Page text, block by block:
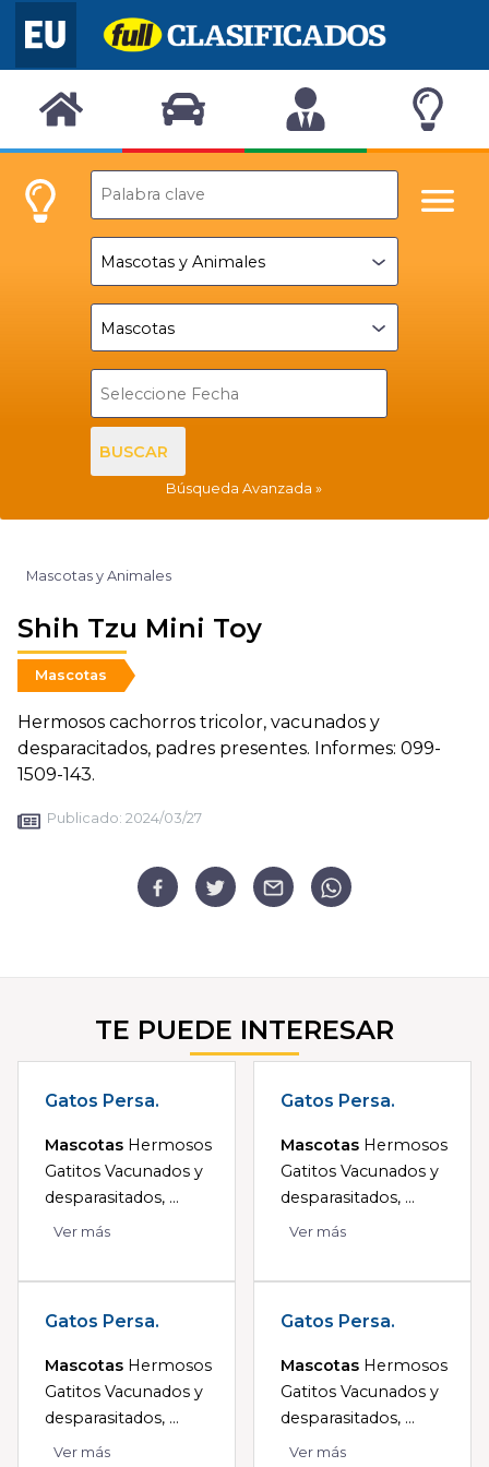
BUSCAR
Búsqueda Avanzada
Mascotas y Animales
Shih Tzu Mini Toy
Mascotas
Hermosos cachorros tricolor, vacunados y
desparacitados, padres presentes. Informes: 099-
1509-143.
Publicado: 2024/03/27
TE PUEDE INTERESAR
Gatos Persa.
Mascotas Hermosos
Gatitos Vacunados y
desparasitados, ...
Ver más
Gatos Persa.
Mascotas Hermosos
Gatitos Vacunados y
desparasitados, ...
Ver más
Gatos Persa.
Mascotas Hermosos
Gatitos Vacunados y
desparasitados, ...
Ver más
Gatos Persa.
Mascotas Hermosos
Gatitos Vacunados y
desparasitados, ...
Ver más